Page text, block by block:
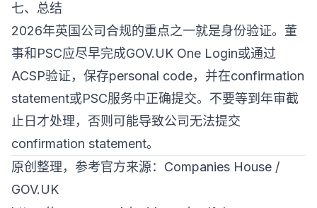
七、总结
2026年英国公司合规的重点之一就是身份验证。董
事和PSC应尽早完成GOV.UK One Login或通过
ACSP验证，保存personal code，并在confirmation
statement或PSC服务中正确提交。不要等到年审截
止日才处理，否则可能导致公司无法提交
confirmation statement。
原创整理，参考官方来源：Companies House /
GOV.UK